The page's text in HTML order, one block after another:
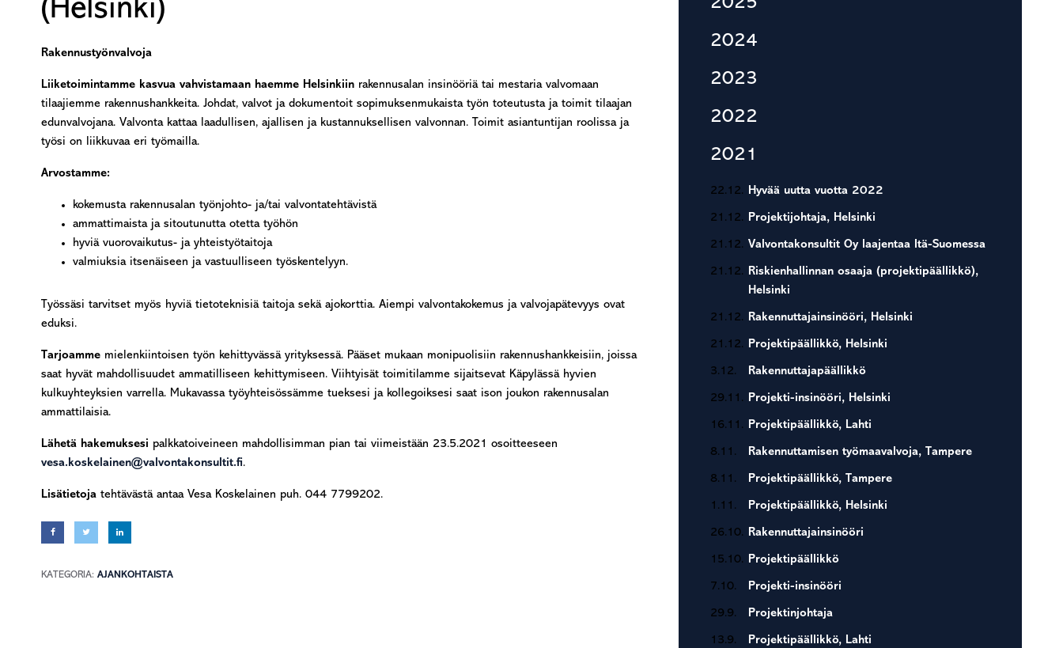
(Helsinki)
Rakennustyönvalvoja
Liiketoimintamme kasvua vahvistamaan haemme Helsinkiin rakennusalan insinööriä tai mestaria valvomaan
tilaajiemme rakennushankkeita. Johdat, valvot ja dokumentoit sopimuksenmukaista työn toteutusta ja toimit tilaajan
edunvalvojana. Valvonta kattaa laadullisen, ajallisen ja kustannuksellisen valvonnan. Toimit asiantuntijan roolissa ja
työsi on liikkuvaa eri työmailla.
Arvostamme:
kokemusta rakennusalan työnjohto- ja/tai valvontatehtävistä
ammattimaista ja sitoutunutta otetta työhön
hyviä vuorovaikutus- ja yhteistyötaitoja
valmiuksia itsenäiseen ja vastuulliseen työskentelyyn.
Työssäsi tarvitset myös hyviä tietoteknisiä taitoja sekä ajokorttia. Aiempi valvontakokemus ja valvojapätevyys ovat
eduksi.
Tarjoamme mielenkiintoisen työn kehittyvässä yrityksessä. Pääset mukaan monipuolisiin rakennushankkeisiin, joissa
saat hyvät mahdollisuudet ammatilliseen kehittymiseen. Viihtyisät toimitilamme sijaitsevat Käpylässä hyvien
kulkuyhteyksien varrella. Mukavassa työyhteisössämme tueksesi ja kollegoiksesi saat ison joukon rakennusalan
ammattilaisia.
Lähetä hakemuksesi palkkatoiveineen mahdollisimman pian tai viimeistään 23.5.2021 osoitteeseen
vesa.koskelainen@valvontakonsultit.fi.
Lisätietoja tehtävästä antaa Vesa Koskelainen puh. 044 7799202.
KATEGORIA: AJANKOHTAISTA
2024
2023
2022
2021
22.12. Hyvää uutta vuotta 2022
21.12. Projektijohtaja, Helsinki
21.12. Valvontakonsultit Oy laajentaa Itä-Suomessa
21.12. Riskienhallinnan osaaja (projektipäällikkö),
Helsinki
21.12. Rakennuttajainsinööri, Helsinki
21.12. Projektipäällikkö, Helsinki
3.12. Rakennuttajapäällikkö
29.11. Projekti-insinööri, Helsinki
16.11. Projektipäällikkö, Lahti
8.11. Rakennuttamisen työmaavalvoja, Tampere
8.11. Projektipäällikkö, Tampere
1.11. Projektipäällikkö, Helsinki
26.10. Rakennuttajainsinööri
15.10. Projektipäällikkö
7.10. Projekti-insinööri
29.9. Projektinjohtaja
13.9. Projektipäällikkö, Lahti